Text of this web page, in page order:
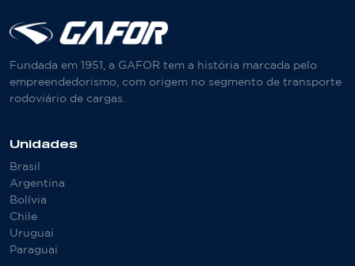
Fundada em 1951, a GAFOR tem a história marcada pelo
empreendedorismo, com origem no segmento de transporte
rodoviário de cargas.
Unidades
Brasil
Argentina
Bolívia
Chile
Uruguai
Paraguai